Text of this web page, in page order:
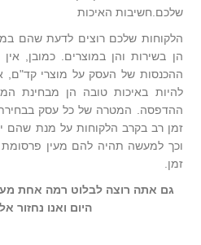
שלכם.חשיבות האיכות
הלקוחות שלכם רוצים לדעת שהם
הן בשירות והן במוצרים. כמובן,
ההכנסות של העסק על מוצרי קד"ם,
להיות באיכות טובה הן מבחינת
ההדפסה. המטרה של כל עסק בבחירת
זמן רב בקרב הלקוחות על מנת שהם
וכך למעשה תהיה להם מעין
זמן.
גם אתה רוצה לבלוט רמה אחת
היום ואנו נחזור